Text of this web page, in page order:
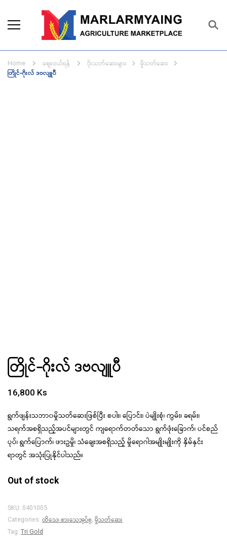
Marketplace
business solutions.
Home ဈေးဝယ်ရန် ပိုးသတ်ဆေးများ
မှိုသတ်ဆေး
တြိုင်-ဂိုးလ် ဒဗလျူပီ
တြိုင်-ဂိုးလ် ဒဗလျူပီ
16,800 Ks
ရွက်ဖျန်းသဘာ၀မှိုသတ်ဆေးဖြစ်ပြီး စပါး၊ ပြောင်း၊ ပဲမျိုးစုံ၊ ကွမ်း၊ ခရမ်း၊
သရက်အစရှိသည့်အပင်များတွင် ကျရောက်တတ်သော ရွက်ဖုံးခြောက်၊ ပင်စည်
ပုပ်၊ ရွက်ပြောက်၊ ဖားဥမှို၊ သံချေးအစရှိသည့် မှိုရောဂါအမျိုးမျိုးကို နှိမ်နှင်း
ရာတွင် အသုံးပြုနိုင်ပါသည်။
Out of stock
SKU: 0401005
Categories: ထိသေ၊ စားသေအုပ်စု, မှိုသတ်ဆေး
Tag: Tri Gold